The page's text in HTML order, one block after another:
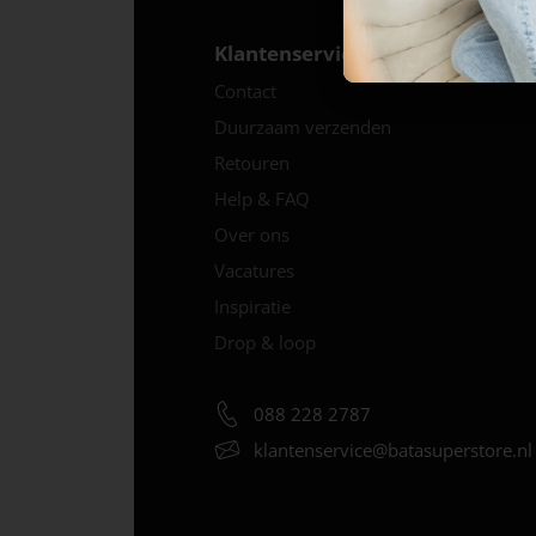
Klantenservice
Contact
Duurzaam verzenden
Retouren
Help & FAQ
Over ons
Vacatures
Inspiratie
Drop & loop
088 228 2787
klantenservice@batasuperstore.nl